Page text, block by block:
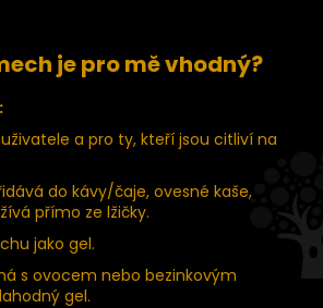
je pro mě vhodný?
a pro ty, kteří jsou citliví na
do kávy/čaje, ovesné kaše,
přímo ze lžičky.
jako gel.
s ovocem nebo bezinkovým
gel.